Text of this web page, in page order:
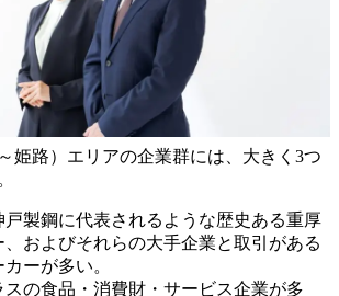
姫路）エリアの企業群には、大きく3つ
戸製鋼に代表されるような歴史ある重厚
およびそれらの大手企業と取引がある
ーが多い。
の食品・消費財・サービス企業が多